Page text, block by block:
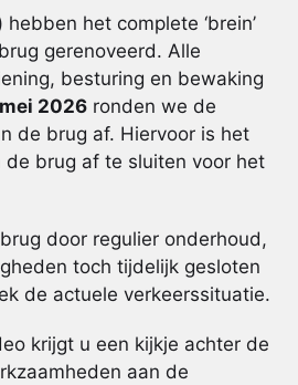
hebben het complete ‘brein’
gerenoveerd. Alle
besturing en bewaking
mei 2026 ronden we de
de brug af. Hiervoor is het
de brug af te sluiten voor het
door regulier onderhoud,
toch tijdelijk gesloten
de actuele verkeerssituatie.
krijgt u een kijkje achter de
aan de